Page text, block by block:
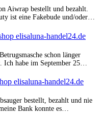
Aiwrap bestellt und bezahlt.
ist eine Fakebude und/oder…
elisaluna-handel24.de
schon länger
Ich habe im September 25…
elisaluna-handel24.de
bestellt, bezahlt und nie
Bank konnte es…